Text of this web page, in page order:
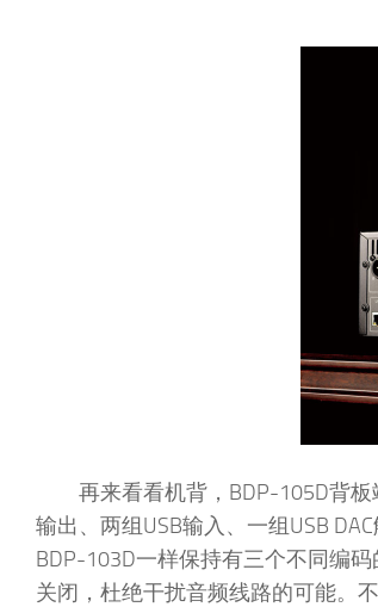
再来看看机背，BDP-105D背
输出、两组USB输入、一组USB
BDP-103D一样保持有三个不同编
关闭，杜绝干扰音频线路的可能。